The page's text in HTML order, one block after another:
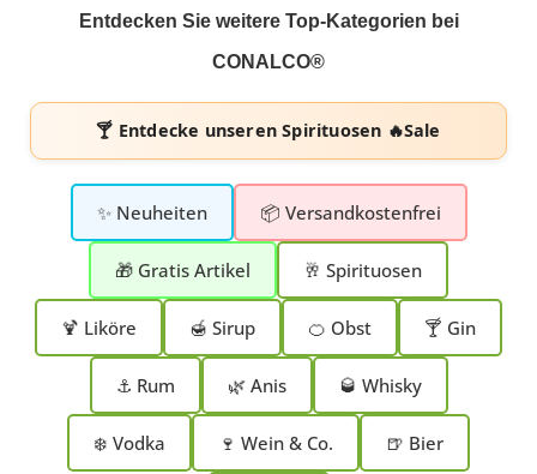
Entdecken Sie weitere Top-Kategorien bei
CONALCO®
🍸 Entdecke unserenSpirituosen 🔥Sale
✨ Neuheiten 📦 Versandkostenfrei
🎁 Gratis Artikel 🥂 Spirituosen
🍹 Liköre 🍯 Sirup 🍊 Obst 🍸 Gin
⚓ Rum 🌿 Anis 🥃 Whisky
❄️ Vodka 🍷 Wein & Co. 🍺 Bier